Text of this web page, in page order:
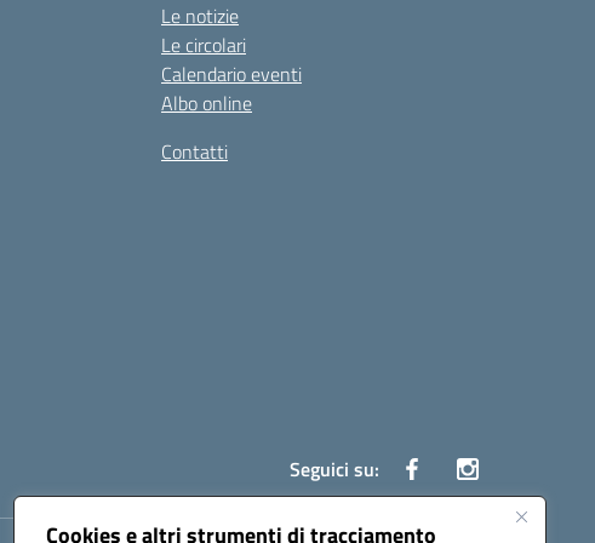
Cookies e altri strumenti di tracciamento
Le notizie
Le circolari
Calendario eventi
Albo online
Contatti
Seguici su: